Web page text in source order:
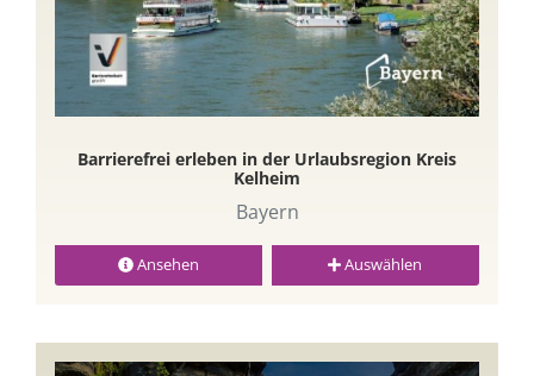
Barrierefrei erleben in der Urlaubsregion Kreis
Kelheim
Bayern
Ansehen Auswählen